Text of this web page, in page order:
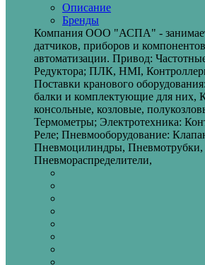
Описание
Бренды
Компания ООО "АСПА" -
датчиков, приборов и
автоматизации. Привод:
Редуктора; ПЛК, HMI,
Поставки кранового
балки и комплектующие для них,
консольные, козловые,
Термометры; Электротехника:
Реле; Пневмооборудование:
Пневмоцилиндры,
Пневмораспределители,